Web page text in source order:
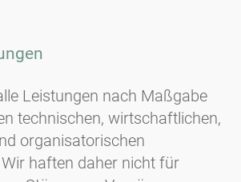
Leistungen nach Maßgabe
technischen, wirtschaftlichen,
organisatorischen
haften daher nicht für